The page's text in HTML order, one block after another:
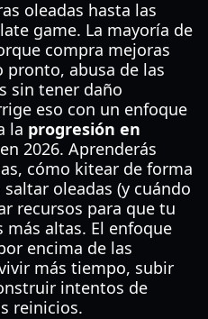
oleadas hasta las
game. La mayoría de
compra mejoras
pronto, abusa de las
sin tener daño
eso con un enfoque
la progresión en
en 2026. Aprenderás
cómo kitear de forma
oleadas (y cuándo
recursos para que tu
más altas. El enfoque
encima de las
más tiempo, subir
intentos de
reinicios.